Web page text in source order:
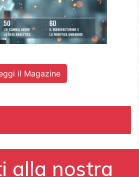
il Magazine
alla nostra